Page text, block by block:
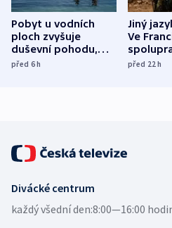
Pobyt u vodních
ploch zvyšuje
duševní pohodu,
ukázala
před 6h
Jiný
Ve
různých
před 22h
Divácké centrum
každý všední den:8:00—16:00